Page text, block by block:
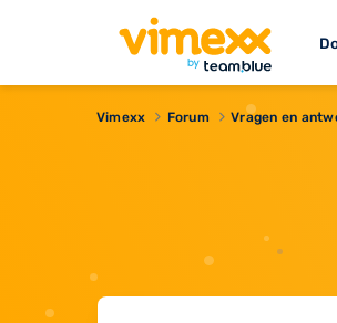
Vimexx Forum Vragen en